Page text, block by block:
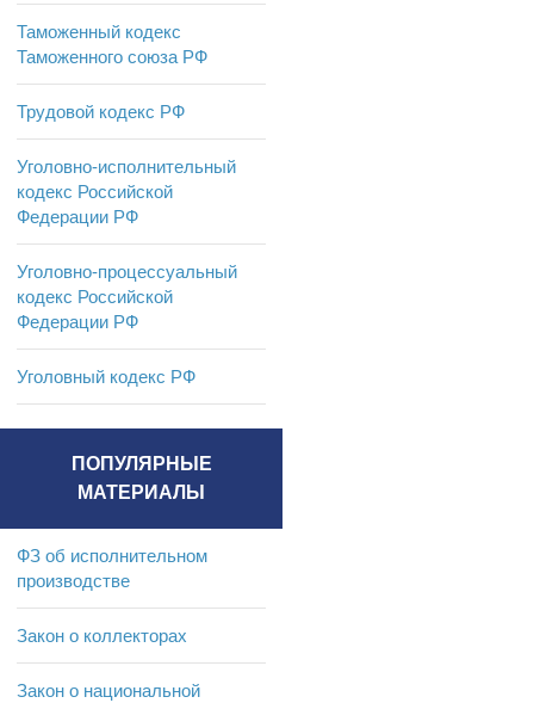
Таможенный кодекс
Таможенного союза РФ
Трудовой кодекс РФ
Уголовно-исполнительный
кодекс Российской
Федерации РФ
Уголовно-процессуальный
кодекс Российской
Федерации РФ
Уголовный кодекс РФ
ПОПУЛЯРНЫЕ
МАТЕРИАЛЫ
ФЗ об исполнительном
производстве
Закон о коллекторах
Закон о национальной